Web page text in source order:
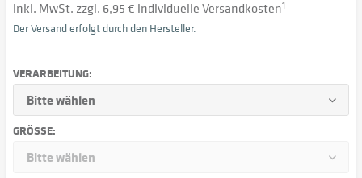
inkl. MwSt. zzgl. 6,95 € individuelle Versandkosten1
Der Versand erfolgt durch den Hersteller.
VERARBEITUNG:
GRÖSSE: